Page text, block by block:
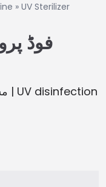
» UV Sterilizer
فوڈ